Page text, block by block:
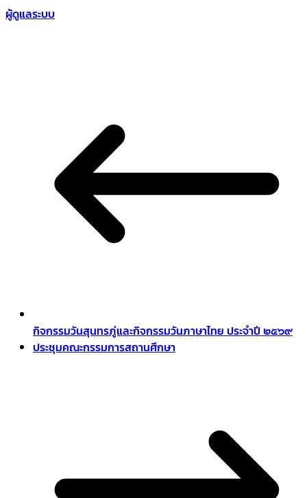
ผู้ดูแลระบบ
กิจกรรมวันสุนทรภู่และกิจกรรมวันภาษาไทย ประจำปี ๒๕๖๙
ประชุมคณะกรรมการสถานศึกษา